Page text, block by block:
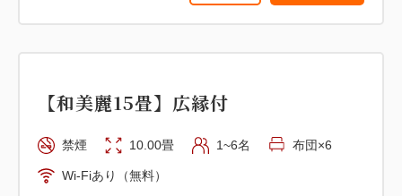
【和美麗15畳】広縁付
禁煙 10.00畳 1~6名 布団×6
Wi-Fiあり（無料）